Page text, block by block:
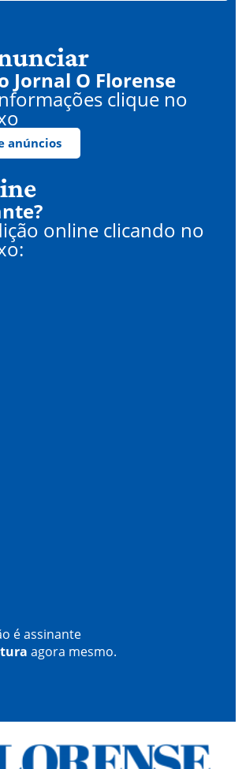
Jornal O Florense
clique no
anúncios
online clicando no
é assinante
agora mesmo.